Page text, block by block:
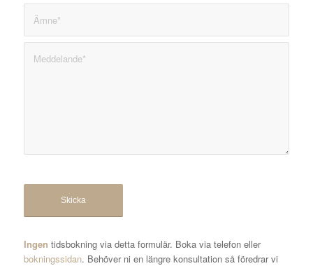
Ingen tidsbokning via detta formulär. Boka via telefon eller
bokningssidan. Behöver ni en längre konsultation så föredrar vi